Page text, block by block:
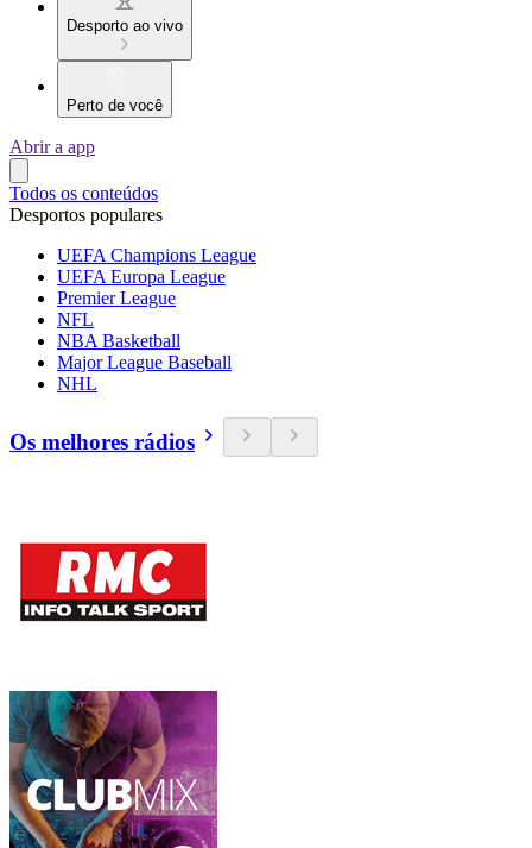
Desporto ao vivo
Perto de você
Abrir a app
Todos os conteúdos
Desportos populares
UEFA Champions League
UEFA Europa League
Premier League
NFL
NBA Basketball
Major League Baseball
NHL
Os melhores rádios